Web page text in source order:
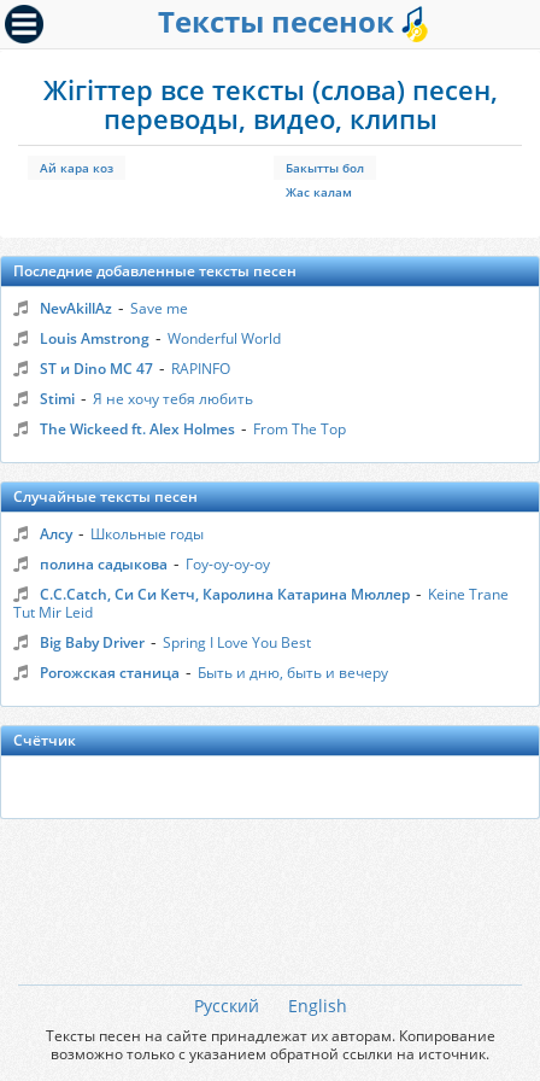
Тексты песенок
Жiгiттер все тексты (слова) песен,
переводы, видео, клипы
Ай кара коз
Бакытты бол
Жас калам
Последние добавленные тексты песен
NevAkillAz - Save me
Louis Amstrong - Wonderful World
ST и Dino MC 47 - RAPINFO
Stimi - Я не хочу тебя любить
The Wickeed ft. Alex Holmes - From The Top
Случайные тексты песен
Алсу - Школьные годы
полина садыкова - Гоу-оу-оу-оу
C.C.Catch, Си Си Кетч, Каролина Катарина Мюллер - Keine Trane
Tut Mir Leid
Big Baby Driver - Spring I Love You Best
Рогожская станица - Быть и дню, быть и вечеру
Счётчик
Русский English
Тексты песен на сайте принадлежат их авторам. Копирование
возможно только с указанием обратной ссылки на источник.